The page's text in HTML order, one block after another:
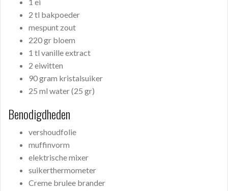
2 tl bakpoeder
mespunt zout
220 gr bloem
1 tl vanille extract
2 eiwitten
90 gram kristalsuiker
25 ml water (25 gr)
Benodigdheden
vershoudfolie
muffinvorm
elektrische mixer
suikerthermometer
Creme brulee brander